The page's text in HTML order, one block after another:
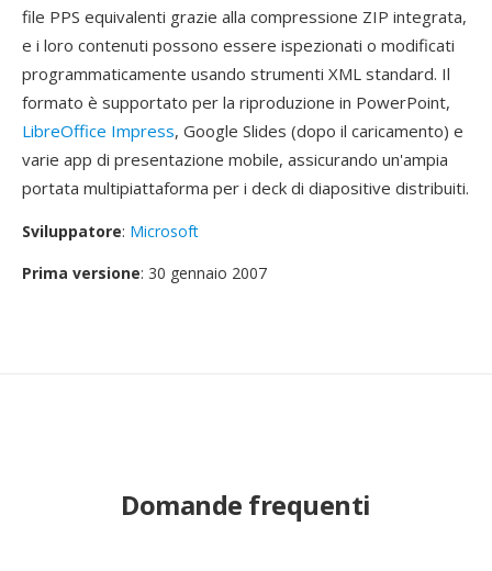
file PPS equivalenti grazie alla compressione ZIP integrata,
e i loro contenuti possono essere ispezionati o modificati
programmaticamente usando strumenti XML standard. Il
formato è supportato per la riproduzione in PowerPoint,
LibreOffice Impress, Google Slides (dopo il caricamento) e
varie app di presentazione mobile, assicurando un'ampia
portata multipiattaforma per i deck di diapositive distribuiti.
Sviluppatore: Microsoft
Prima versione: 30 gennaio 2007
Domande frequenti